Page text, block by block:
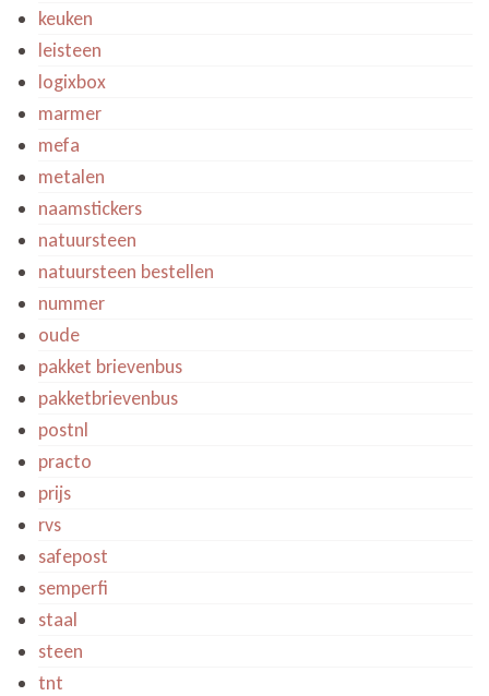
keuken
leisteen
logixbox
marmer
mefa
metalen
naamstickers
natuursteen
natuursteen bestellen
nummer
oude
pakket brievenbus
pakketbrievenbus
postnl
practo
prijs
rvs
safepost
semperfi
staal
steen
tnt